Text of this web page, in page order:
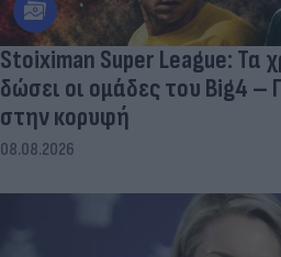
Stoiximan Super League: Τα
δώσει οι ομάδες του Big4 –
στην κορυφή
08.08.2026